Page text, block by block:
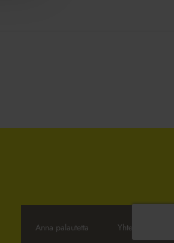
Anna palautetta Yhteystiedot